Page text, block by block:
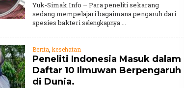
August
Yuk-Simak.Info – Para peneliti sekarang
sedang mempelajari bagaimana pengaruh dari
spesies bakteriselengkapnya
Berita,kesehatan
Peneliti Indonesia Masuk dalam
Daftar 10 Ilmuwan Berpengaruh
di Dunia.